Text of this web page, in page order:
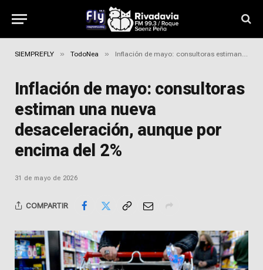
SIEMPREFLY » TodoNea » Inflación de mayo: consultoras estiman una nueva desaceleración, aunque por encima del 2%
Inflación de mayo: consultoras
estiman una nueva
desaceleración, aunque por
encima del 2%
31 de mayo de 2026
COMPARTIR